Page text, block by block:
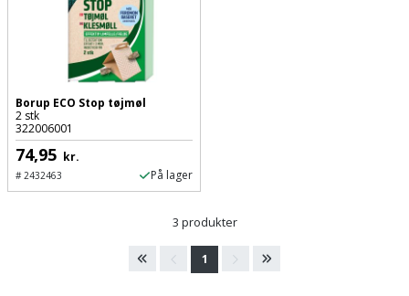
Fugtsikring
Garageport
Gelænder
Gips
Fugepistol
skumpistol
Gevindskærer
Gipsværktøj
Betonsliber
Bindemaskine
Bits
Bor
Motorenhed
Motorsav
og
kædesav
Motorsav
og
Brændeovn
Brandslukker
Brugskunst
Camping
afrensning
Spartelmasse
til
væg
Tape
fittings
Stålvask
Ventilation
og
indeklima
Guides
Gaveideer
Aktiviteter
Borup ECO Stop tøjmøl
2 stk
322006001
74,95 kr.
#2432463 På lager
3 produkter
1